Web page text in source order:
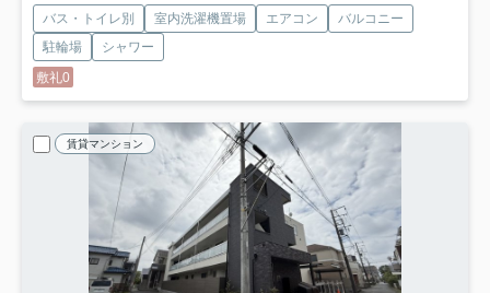
バス・トイレ別 室内洗濯機置場 エアコン
バルコニー
駐輪場
シャワー
敷礼0
賃貸マンション